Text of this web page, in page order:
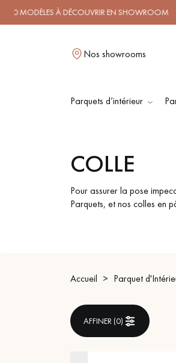
À DÉCOUVRIR EN
Nos showrooms
Parquets d’intérieur
ACCESSOIRES
COLLE
Pour assurer la pose
Parquets, et nos colles en
Accueil Parquet
AFFINER (0)